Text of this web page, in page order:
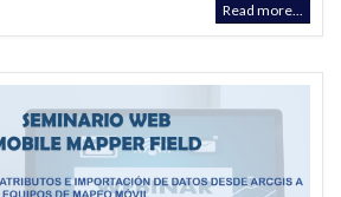
Read more...